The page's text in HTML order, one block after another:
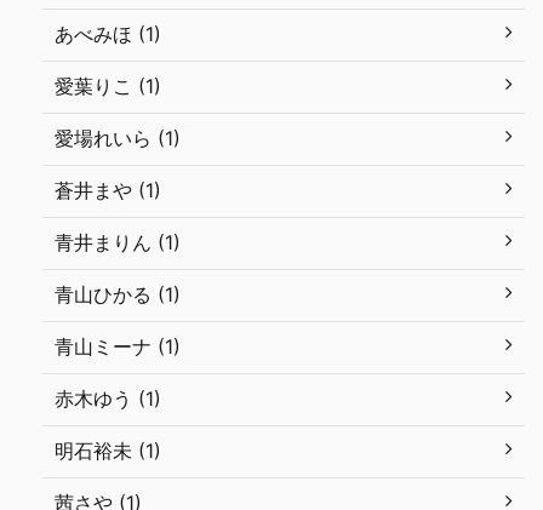
あべみほ (1)
愛葉りこ (1)
愛場れいら (1)
蒼井まや (1)
青井まりん (1)
青山ひかる (1)
青山ミーナ (1)
赤木ゆう (1)
明石裕未 (1)
茜さや (1)